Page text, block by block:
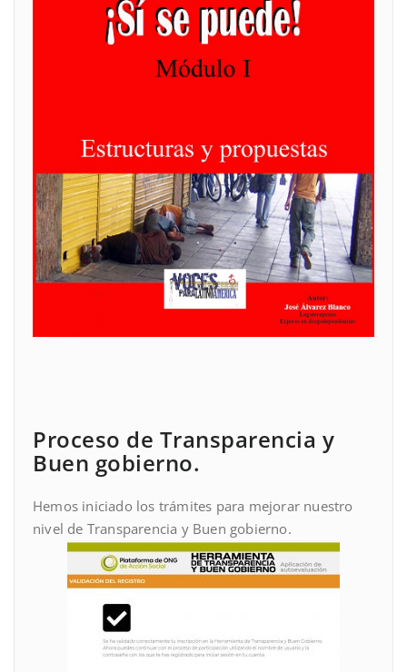
Proceso de Transparencia y
Buen gobierno.
Hemos iniciado los trámites para mejorar nuestro
nivel de Transparencia y Buen gobierno.